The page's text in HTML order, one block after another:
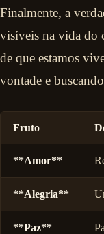
Finalmente, a
visíveis na vida do
de que estamos
vontade e
Fruto
**Amor**
**Alegria**
**Paz**